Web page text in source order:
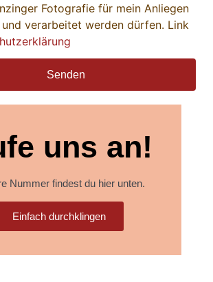
Fotografie für mein Anliegen
verarbeitet werden dürfen. Link
Senden
uns an!
Nummer findest du hier unten.
Einfach durchklingen